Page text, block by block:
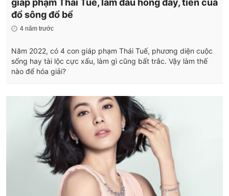
giáp phạm Thái Tuế, làm đâu hỏng đấy, tiền của
đổ sông đổ bể
4 năm trước
Năm 2022, có 4 con giáp phạm Thái Tuế, phương diện cuộc
sống hay tài lộc cực xấu, làm gì cũng bất trắc. Vậy làm thế
nào để hóa giải?